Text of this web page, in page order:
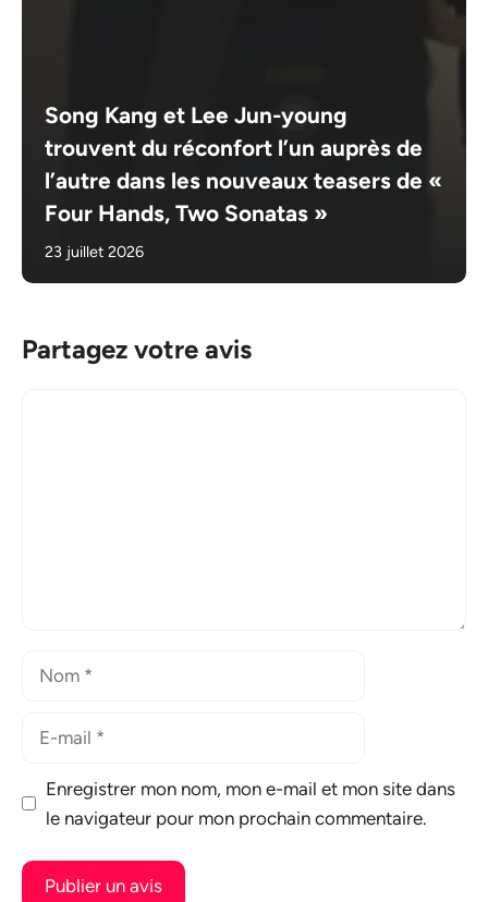
Song Kang et Lee Jun-young
trouvent du réconfort l’un auprès de
l’autre dans les nouveaux teasers de «
Four Hands, Two Sonatas »
23 juillet 2026
Partagez votre avis
Enregistrer mon nom, mon e-mail et mon site dans
le navigateur pour mon prochain commentaire.